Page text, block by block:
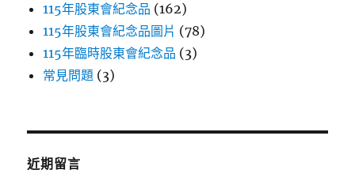
115年股東會紀念品 (162)
115年股東會紀念品圖片 (78)
115年臨時股東會紀念品 (3)
常見問題 (3)
近期留言